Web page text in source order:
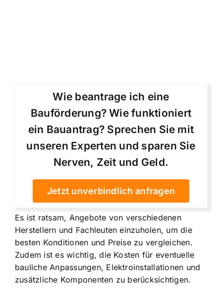
Wie beantrage ich eine
Bauförderung? Wie funktioniert
ein Bauantrag? Sprechen Sie mit
unseren Experten und sparen Sie
Nerven, Zeit und Geld.
Jetzt unverbindlich anfragen
Es ist ratsam, Angebote von verschiedenen
Herstellern und Fachleuten einzuholen, um die
besten Konditionen und Preise zu vergleichen.
Zudem ist es wichtig, die Kosten für eventuelle
bauliche Anpassungen, Elektroinstallationen und
zusätzliche Komponenten zu berücksichtigen.